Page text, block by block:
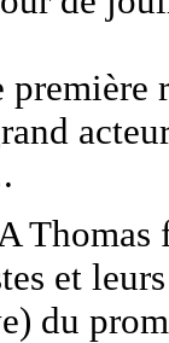
Thomas
et
du